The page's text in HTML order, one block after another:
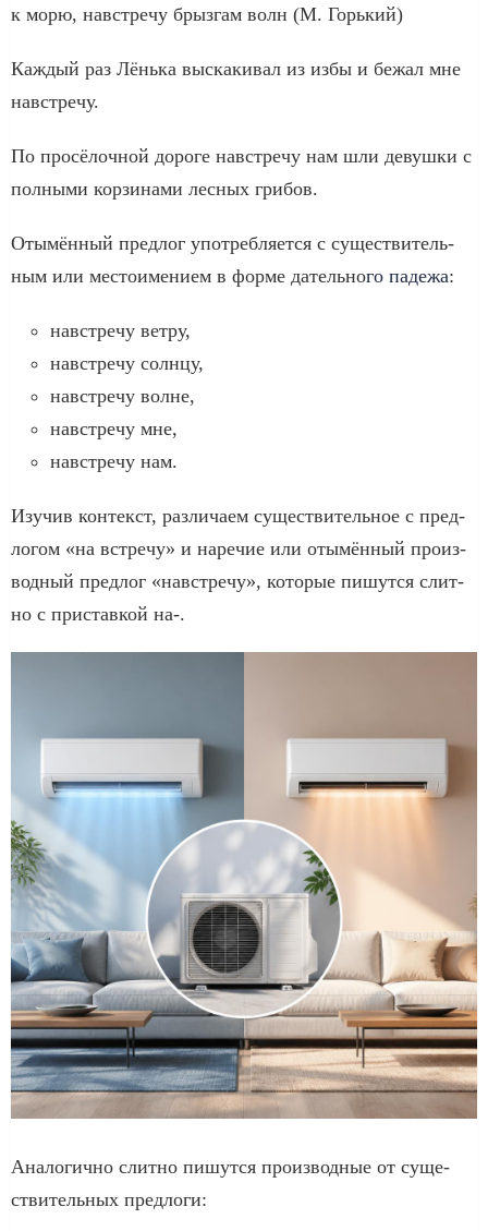
к морю, навстре­чу брыз­гам волн (М. Горький)
Каждый раз Лёнька выска­ки­вал из избы и бежал мне
навстре­чу.
По про­сё­лоч­ной доро­ге навстре­чу нам шли девуш­ки с
пол­ны­ми кор­зи­на­ми лес­ных гри­бов.
Отымённый пред­лог упо­треб­ля­ет­ся с суще­стви­тель­
ным или место­име­ни­ем в фор­ме датель­но­го паде­жа:
навстре­чу вет­ру,
навстре­чу солн­цу,
навстре­чу волне,
навстре­чу мне,
навстре­чу нам.
Изучив кон­текст, раз­ли­ча­ем суще­стви­тель­ное с пред­
ло­гом «на встре­чу» и наре­чие или оты­мён­ный про­из­
вод­ный пред­лог «навстре­чу», кото­рые пишут­ся слит­
но с при­став­кой на-.
Аналогично слит­но пишут­ся про­из­вод­ные от суще­
стви­тель­ных пред­ло­ги: